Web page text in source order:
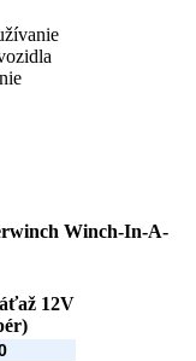
Winch-In-A-
12V